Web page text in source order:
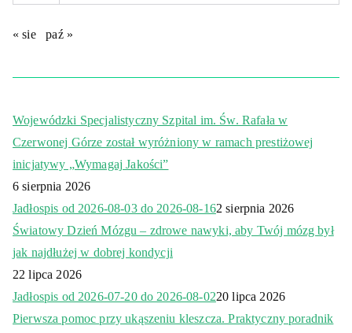
« sie paź »
Wojewódzki Specjalistyczny Szpital im. Św. Rafała w
Czerwonej Górze został wyróżniony w ramach prestiżowej
inicjatywy „Wymagaj Jakości”
6 sierpnia 2026
Jadłospis od 2026-08-03 do 2026-08-162 sierpnia 2026
Światowy Dzień Mózgu – zdrowe nawyki, aby Twój mózg był
jak najdłużej w dobrej kondycji
22 lipca 2026
Jadłospis od 2026-07-20 do 2026-08-0220 lipca 2026
Pierwsza pomoc przy ukąszeniu kleszcza. Praktyczny poradnik